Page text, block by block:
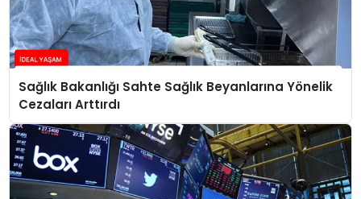
Sağlık Bakanlığı Sahte Sağlık Beyanlarına Yönelik
Cezaları Arttırdı